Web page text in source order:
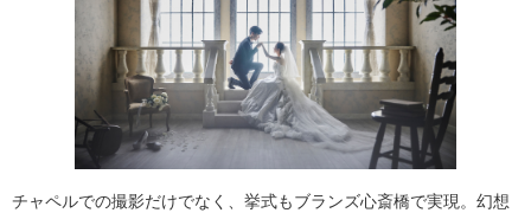
チャペルでの撮影だけでなく、挙式もブランズ心斎橋で実現。幻想